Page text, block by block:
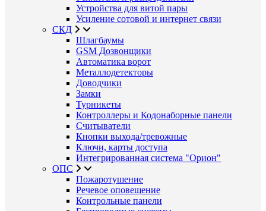
Устройства для витой пары
Усиление сотовой и интернет связи
СКД
Шлагбаумы
GSM Дозвонщики
Автоматика ворот
Металлодетекторы
Доводчики
Замки
Турникеты
Контроллеры и Кодонаборные панели
Считыватели
Кнопки выхода/тревожные
Ключи, карты доступа
Интегрированная система "Орион"
ОПС
Пожаротушение
Речевое оповещение
Контрольные панели